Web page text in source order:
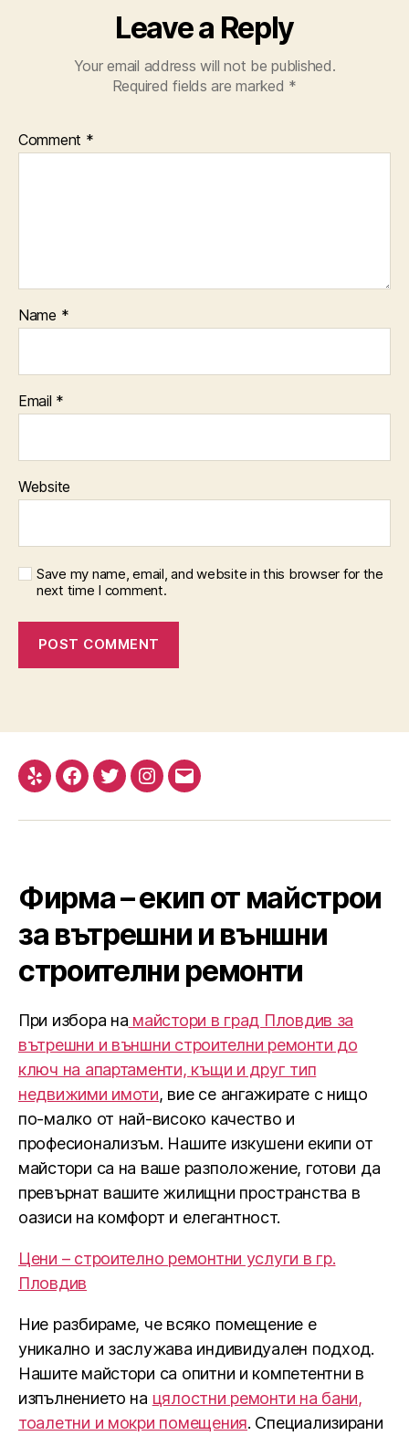
Leave a Reply
Your email address will not be published.
Required fields are marked *
Comment *
Name *
Email *
Website
Save my name, email, and website in this browser for the
next time I comment.
Yelp Facebook
TwitterInstagram
Email
Фирма – екип от майстрои
за вътрешни и външни
строителни ремонти
При избора на майстори в град Пловдив за
вътрешни и външни строителни ремонти до
ключ на апартаменти, къщи и друг тип
недвижими имоти, вие се ангажирате с нищо
по-малко от най-високо качество и
професионализъм. Нашите изкушени екипи от
майстори са на ваше разположение, готови да
превърнат вашите жилищни пространства в
оазиси на комфорт и елегантност.
Цени – строително ремонтни услуги в гр.
Пловдив
Ние разбираме, че всяко помещение е
уникално и заслужава индивидуален подход.
Нашите майстори са опитни и компетентни в
изпълнението на цялостни ремонти на бани,
тоалетни и мокри помещения. Специализирани